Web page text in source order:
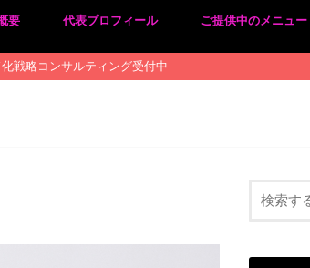
要 代表プロフィール ご提供中のメニュー
戦略コンサルティング受付中